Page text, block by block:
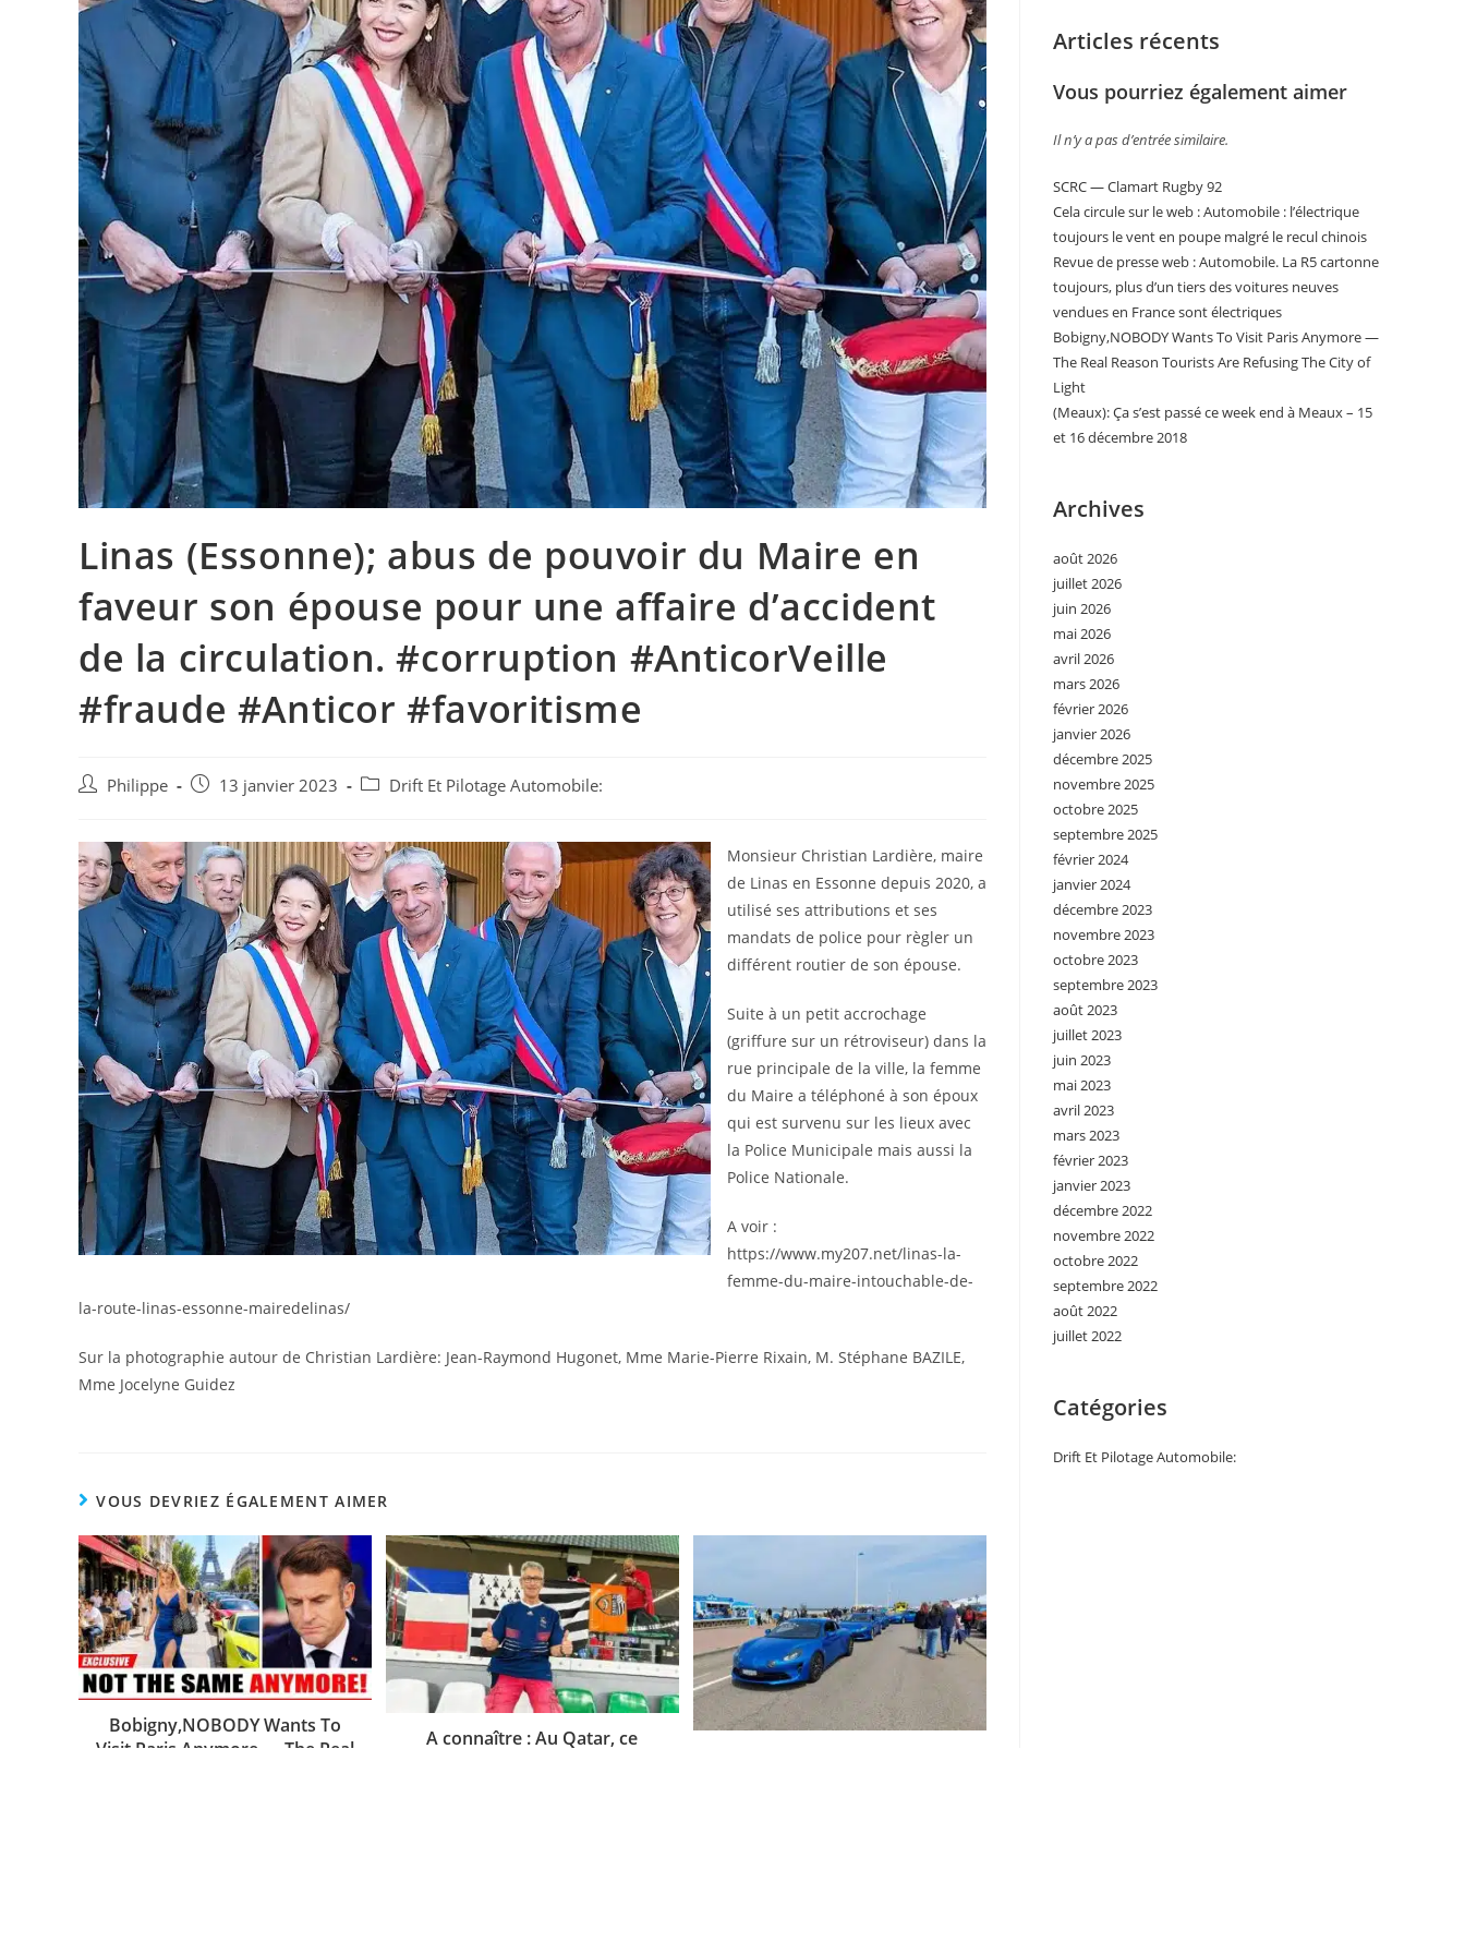
Linas (Essonne); abus de pouvoir du Maire en
faveur son épouse pour une affaire d’accident
de la circulation. #corruption #AnticorVeille
#fraude #Anticor #favoritisme
Auteur/autrice
publication :
Philippe
Post 13 janvier 2023
Post Drift Et Pilotage Automobile:
Monsieur Christian Lardière, maire
de Linas en Essonne depuis 2020, a
utilisé ses attributions et ses
mandats de police pour règler un
différent routier de son épouse.
Suite à un petit accrochage
(griffure sur un rétroviseur) dans la
rue principale de la ville, la femme
du Maire a téléphoné à son époux
qui est survenu sur les lieux avec
la Police Municipale mais aussi la
Police Nationale.
A voir :
https://www.my207.net/linas-la-
femme-du-maire-intouchable-de-
la-route-linas-essonne-mairedelinas/
Sur la photographie autour de Christian Lardière: Jean-Raymond Hugonet, Mme Marie-Pierre Rixain, M. Stéphane BAZILE,
Mme Jocelyne Guidez
VOUS DEVRIEZ ÉGALEMENT AIMER
Bobigny,NOBODY Wants To
Visit Paris Anymore — The Real
A connaître : Au Qatar, ce
Articles récents
Vous pourriez également aimer
Il n’y a pas d’entrée similaire.
SCRC — Clamart Rugby 92
Cela circule sur le web : Automobile : l’électrique
toujours le vent en poupe malgré le recul chinois
Revue de presse web : Automobile. La R5 cartonne
toujours, plus d’un tiers des voitures neuves
vendues en France sont électriques
Bobigny,NOBODY Wants To Visit Paris Anymore —
The Real Reason Tourists Are Refusing The City of
Light
(Meaux): Ça s’est passé ce week end à Meaux – 15
et 16 décembre 2018
Archives
août 2026
juillet 2026
juin 2026
mai 2026
avril 2026
mars 2026
février 2026
janvier 2026
décembre 2025
novembre 2025
octobre 2025
septembre 2025
février 2024
janvier 2024
décembre 2023
novembre 2023
octobre 2023
septembre 2023
août 2023
juillet 2023
juin 2023
mai 2023
avril 2023
mars 2023
février 2023
janvier 2023
décembre 2022
novembre 2022
octobre 2022
septembre 2022
août 2022
juillet 2022
Catégories
Drift Et Pilotage Automobile: